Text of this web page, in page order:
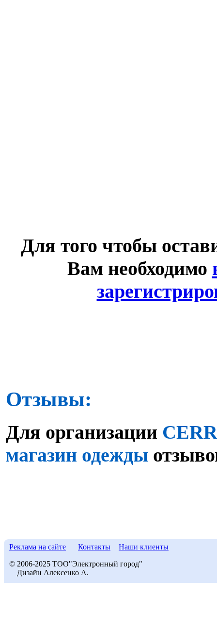
Для того чтобы
Вам необходимо
Отзывы:
Для организации
магазин одежды
Реклама на сайте Контакты Наши клиенты
© 2006-2025 ТОО"Электронный город"
Дизайн Алексенко А.